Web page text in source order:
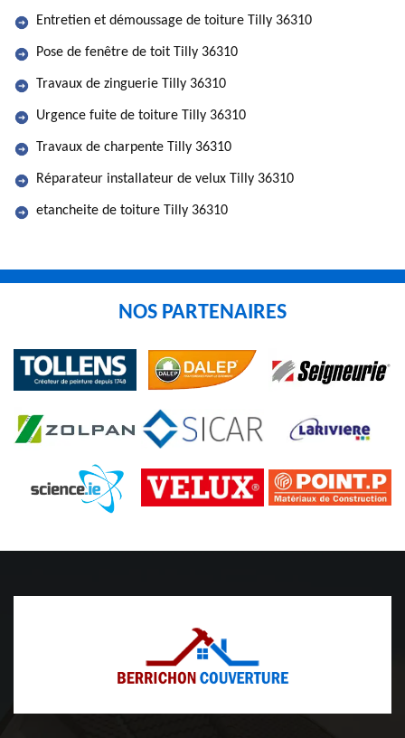
Entretien et démoussage de toiture Tilly 36310
Pose de fenêtre de toit Tilly 36310
Travaux de zinguerie Tilly 36310
Urgence fuite de toiture Tilly 36310
Travaux de charpente Tilly 36310
Réparateur installateur de velux Tilly 36310
etancheite de toiture Tilly 36310
NOS PARTENAIRES